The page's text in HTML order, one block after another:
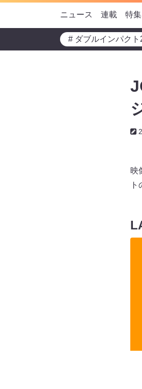
ニュース 連載 特集
# ダブルインパクト
映